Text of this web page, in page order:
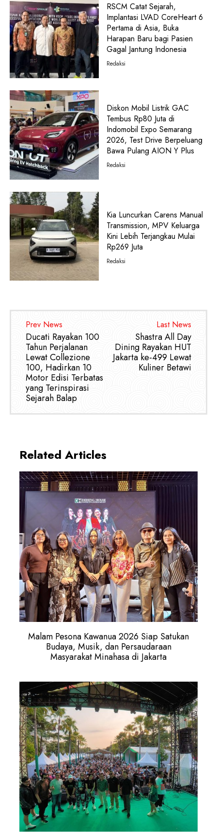
RSCM Catat Sejarah,
Implantasi LVAD CoreHeart 6
Pertama di Asia, Buka
Harapan Baru bagi Pasien
Gagal Jantung Indonesia
Redaksi
Diskon Mobil Listrik GAC
Tembus Rp80 Juta di
Indomobil Expo Semarang
2026, Test Drive Berpeluang
Bawa Pulang AION Y Plus
Redaksi
Kia Luncurkan Carens Manual
Transmission, MPV Keluarga
Kini Lebih Terjangkau Mulai
Rp269 Juta
Redaksi
Prev News
Ducati Rayakan 100
Tahun Perjalanan
Lewat Collezione
100, Hadirkan 10
Motor Edisi Terbatas
yang Terinspirasi
Sejarah Balap
Last News
Shastra All Day
Dining Rayakan HUT
Jakarta ke-499 Lewat
Kuliner Betawi
Related Articles
Malam Pesona Kawanua 2026 Siap Satukan
Budaya, Musik, dan Persaudaraan
Masyarakat Minahasa di Jakarta